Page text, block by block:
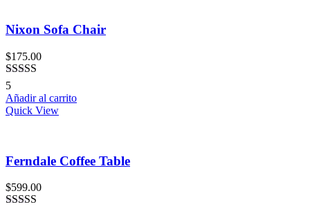
Nixon Sofa Chair
$175.00
Valorado
en3.20
de 5
5
Añadir al carrito
Quick View
Ferndale Coffee Table
$599.00